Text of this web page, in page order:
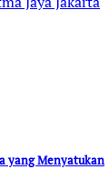
yang Menyatukan